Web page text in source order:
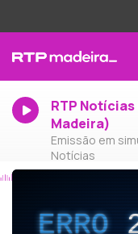
RTP Notícias
Madeira)
Emissão em
Notícias
ERRO